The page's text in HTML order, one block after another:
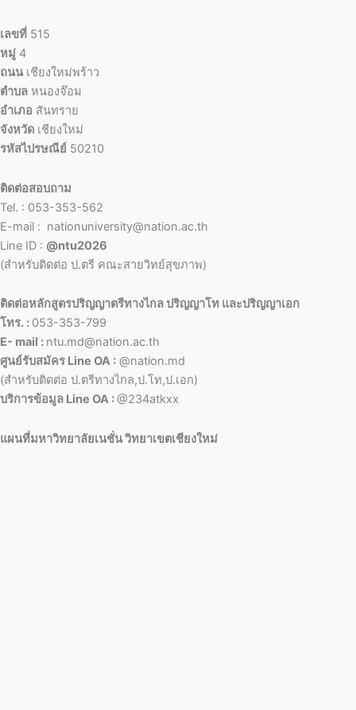
เลขที่ 515
หมู่ 4
ถนน เชียงใหม่พร้าว
ตำบล หนองจ๊อม
อำเภอ สันทราย
จังหวัด เชียงใหม่
รหัสไปรษณีย์ 50210
ติดต่อสอบถาม
Tel. : 053-353-562
E-mail : nationuniversity@nation.ac.th
Line ID : @ntu2026
(สำหรับติดต่อ ป.ตรี คณะสายวิทย์สุขภาพ)
ติดต่อหลักสูตรปริญญาตรีทางไกล ปริญญาโท และปริญญาเอก
โทร. : 053-353-799
E- mail : ntu.md@nation.ac.th
ศูนย์รับสมัคร Line OA : @nation.md
(สำหรับติดต่อ ป.ตรีทางไกล,ป.โท,ป.เอก)
บริการข้อมูล Line OA :@234atkxx
แผนที่มหาวิทยาลัยเนชั่น วิทยาเขตเชียงใหม่